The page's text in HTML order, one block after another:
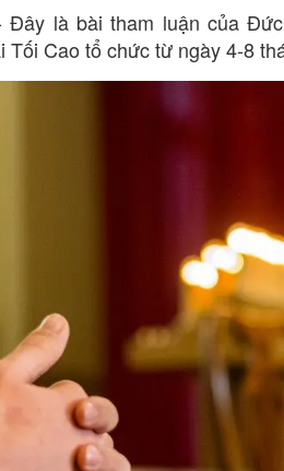
Đây là bài tham luận của
Tối Cao tổ chức từ ngày 4-8